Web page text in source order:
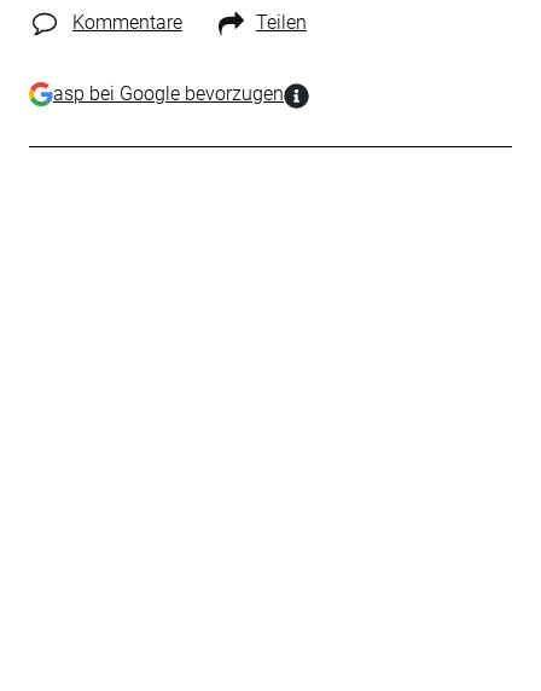
Kommentare Teilen
asp bei Google bevorzugen